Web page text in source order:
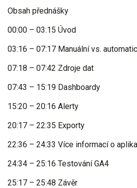
Obsah přednášky
00:00 – 03:15 Úvod
03:16 – 07:17 Manuální vs.
07:18 – 07:42 Zdroje dat
07:43 – 15:19 Dashboardy
15:20 – 20:16 Alerty
20:17 – 22:35 Exporty
22:36 – 24:33 Více informací o
24:34 – 25:16 Testování GA4
25:17 – 25:48 Závěr